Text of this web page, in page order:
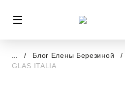
... Блог Елены Березиной
GLAS ITALIA